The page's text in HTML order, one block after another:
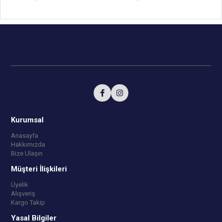
Kurumsal
Anasayfa
Hakkımızda
Bize Ulaşın
Müşteri İlişkileri
Üyelik
Alışveriş
Kargo Takip
Yasal Bilgiler